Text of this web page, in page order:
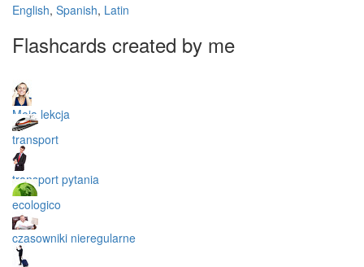
English, Spanish, Latin
Flashcards created by me
Moja lekcja
transport
transport pytania
ecologico
czasowniki nieregularne